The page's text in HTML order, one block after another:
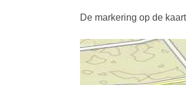
De markering op de